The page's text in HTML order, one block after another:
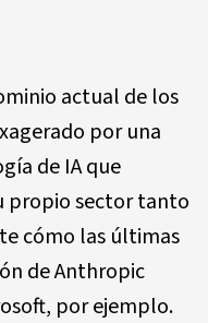
actual de los
por una
de IA que
propio sector tanto
cómo las últimas
de Anthropic
por ejemplo.